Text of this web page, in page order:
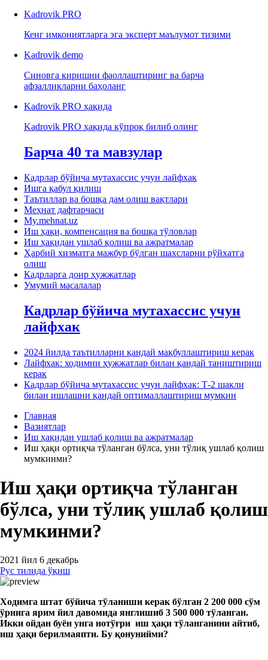
Kadrovik PRO
Кенг имкониятларга эга эксперт маълумот тизими
Kadrovik demo
Синовга киришни фаоллаштиринг ва барча
афзалликларни баҳоланг
Kadrovik PRO ҳақида
Kadrovik PRO ҳақида кўпроқ билиб олинг
Барча 40 та мавзулар
Кадрлар бўйича мутахассис учун лайфхак
Ишга қабул қилиш
Таътиллар ва бошқа дам олиш вақтлари
Меҳнат дафтарчаси
My.mehnat.uz
Иш ҳақи, компенсация ва бошқа тўловлар
Иш ҳақидан ушлаб қолиш ва ажратмалар
Ҳарбий хизматга мажбур бўлган шахсларни рўйхатга
олиш
Кадрларга доир ҳужжатлар
Умумий масалалар
Кадрлар бўйича мутахассис учун
лайфхак
2024 йилда таътилларни қандай мақбуллаштириш керак
Лайфхак: ходимни ҳужжатлар билан қандай таништириш
керак
Кадрлар бўйича мутахассис учун лайфхак: Т-2 шакли
билан ишлашни қандай оптималлаштириш мумкин
Главная
Вазиятлар
Иш ҳақидан ушлаб қолиш ва ажратмалар
Иш ҳақи ортиқча тўланган бўлса, уни тўлиқ ушлаб қолиш
мумкинми?
Иш ҳақи ортиқча тўланган
бўлса, уни тўлиқ ушлаб қолиш
мумкинми?
2021 йил 6 декабрь
Рус тилида ўқиш
Ходимга штат бўйича тўланиши керак бўлган 2 200 000 сўм
ўрнига ярим йил давомида янглишиб 3 500 000 тўланган.
Икки ойдан буён унга нотўғри иш ҳақи тўланганини айтиб,
иш ҳақи берилмаяпти. Бу қонунийми?